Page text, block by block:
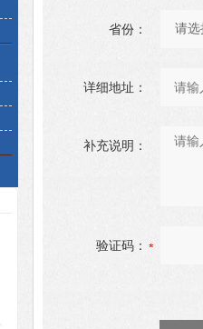
省份：
详细地址：
补充说明：
验证码：